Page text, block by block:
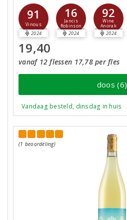
91
Vinous
2024
16
Jancis
Robinson
2024
92
Wine
Anorak
2024
19,40
vanaf 12 flessen 17,78 per fles
doos (6)
Vandaag besteld, dinsdag in huis
(1 beoordeling)